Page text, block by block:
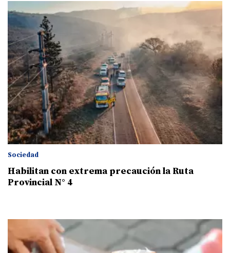
Sociedad
Habilitan con extrema precaución la Ruta
Provincial N° 4